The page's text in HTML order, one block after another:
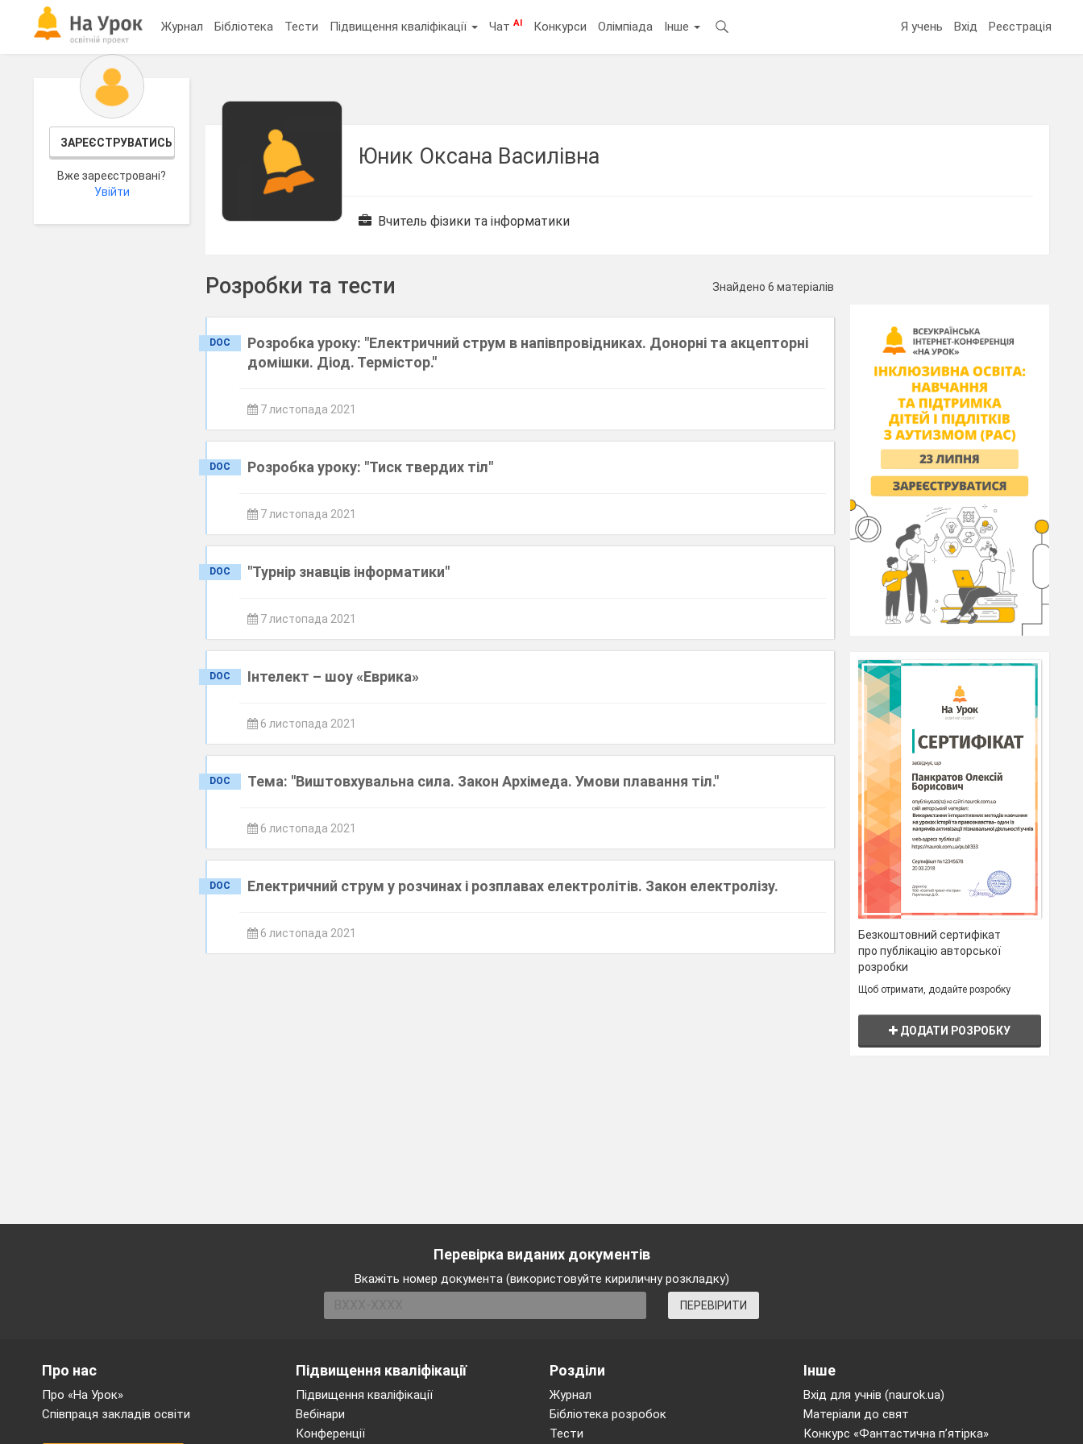
Журнал Бібліотека Тести Підвищення кваліфікації ЧатAI Конкурси Олімпіада Інше Я учень Вхід Реєстрація
ЗАРЕЄСТРУВАТИСЬ
Вже зареєстровані?
Увійти
Юник Оксана Василівна
Вчитель фізики та інформатики
Розробки та тести Знайдено 6 матеріалів
DOC
Розробка уроку: "Електричний струм в напівпровідниках. Донорні та акцепторні
домішки. Діод. Термістор."
7 листопада 2021
DOC Розробка уроку: "Тиск твердих тіл"
7 листопада 2021
DOC "Турнір знавців інформатики"
7 листопада 2021
DOC Інтелект – шоу «Еврика»
6 листопада 2021
DOC Тема: "Виштовхувальна сила. Закон Архімеда. Умови плавання тіл."
6 листопада 2021
DOC Електричний струм у розчинах і розплавах електролітів. Закон електролізу.
6 листопада 2021
Безкоштовний сертифікат
про публікацію авторської
розробки
Щоб отримати, додайте розробку
ДОДАТИ РОЗРОБКУ
Перевірка виданих документів
Вкажіть номер документа (використовуйте кириличну розкладку)
ПЕРЕВІРИТИ
Підвищення кваліфікації
Підвищення кваліфікації
Вебінари
Конференції
Розділи
Журнал
Бібліотека розробок
Тести
Про нас
Про «На Урок»
Співпраця закладів освіти
Інше
Вхід для учнів (naurok.ua)
Матеріали до свят
Конкурс «Фантастична п’ятірка»